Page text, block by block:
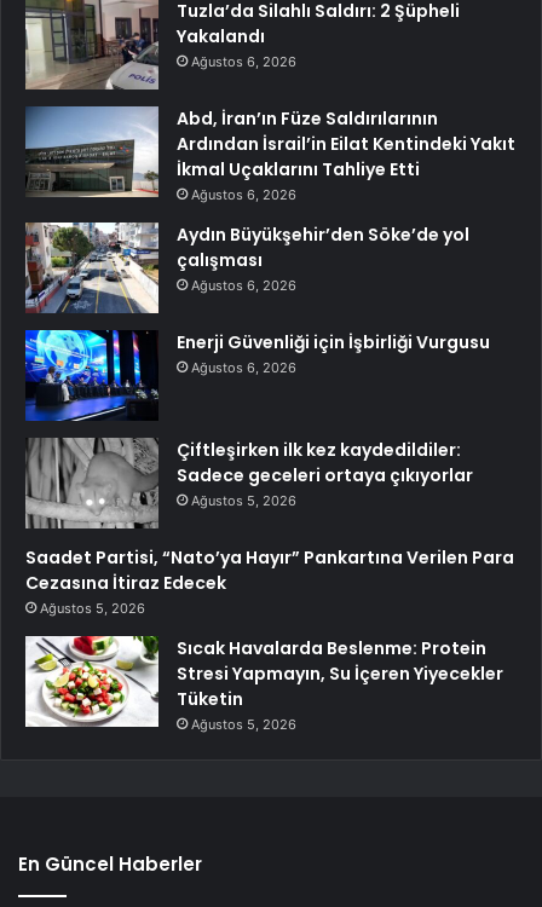
Tuzla’da Silahlı Saldırı: 2 Şüpheli
Yakalandı
Ağustos 6, 2026
Abd, İran’ın Füze Saldırılarının
Ardından İsrail’in Eilat Kentindeki Yakıt
İkmal Uçaklarını Tahliye Etti
Ağustos 6, 2026
Aydın Büyükşehir’den Söke’de yol
çalışması
Ağustos 6, 2026
Enerji Güvenliği için İşbirliği Vurgusu
Ağustos 6, 2026
Çiftleşirken ilk kez kaydedildiler:
Sadece geceleri ortaya çıkıyorlar
Ağustos 5, 2026
Saadet Partisi, “Nato’ya Hayır” Pankartına Verilen Para
Cezasına İtiraz Edecek
Ağustos 5, 2026
Sıcak Havalarda Beslenme: Protein
Stresi Yapmayın, Su İçeren Yiyecekler
Tüketin
Ağustos 5, 2026
En Güncel Haberler